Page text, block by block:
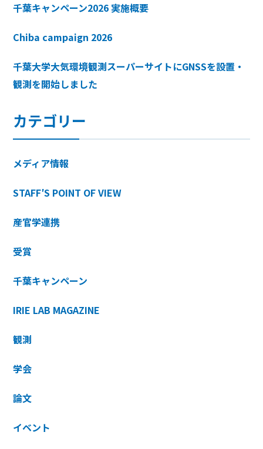
千葉キャンペーン2026 実施概要
Chiba campaign 2026
千葉大学大気環境観測スーパーサイトにGNSSを設置・
観測を開始しました
カテゴリー
メディア情報
STAFF′S POINT OF VIEW
産官学連携
受賞
千葉キャンペーン
IRIE LAB MAGAZINE
観測
学会
論文
イベント